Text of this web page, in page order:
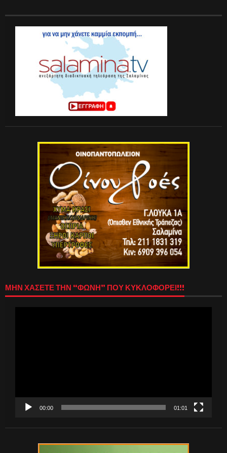
ΜΗΝ ΧΑΣΕΤΕ ΤΗΝ “ΦΩΝΗ” ΠΟΥ ΚΥΚΛΟΦΟΡΕΙ!!!
00:00 01:01